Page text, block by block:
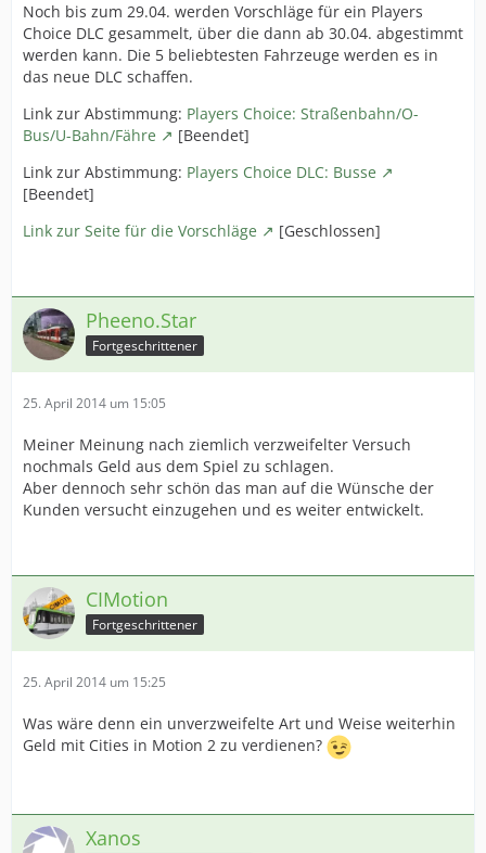
Noch bis zum 29.04. werden Vorschläge für ein Players
Choice DLC gesammelt, über die dann ab 30.04. abgestimmt
werden kann. Die 5 beliebtesten Fahrzeuge werden es in
das neue DLC schaffen.
Link zur Abstimmung: Players Choice: Straßenbahn/O-
Bus/U-Bahn/Fähre
[Beendet]
Link zur Abstimmung: Players Choice DLC: Busse
[Beendet]
Link zur Seite für die Vorschläge
[Geschlossen]
Pheeno.Star
Fortgeschrittener
25. April 2014 um 15:05
Meiner Meinung nach ziemlich verzweifelter Versuch
nochmals Geld aus dem Spiel zu schlagen.
Aber dennoch sehr schön das man auf die Wünsche der
Kunden versucht einzugehen und es weiter entwickelt.
CIMotion
Fortgeschrittener
25. April 2014 um 15:25
Was wäre denn ein unverzweifelte Art und Weise weiterhin
Geld mit Cities in Motion 2 zu verdienen?
Xanos